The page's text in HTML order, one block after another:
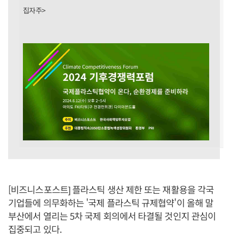
집자주>
[비즈니스포스트] 플라스틱 생산 제한 또는 재활용을 각국
기업들에 의무화하는 '국제 플라스틱 규제협약'이 올해 말
부산에서 열리는 5차 국제 회의에서 타결될 것인지 관심이
집중되고 있다.